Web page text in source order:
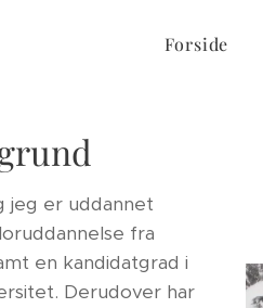
Forside
jeg er uddannet
fra
en kandidatgrad i
Derudover har